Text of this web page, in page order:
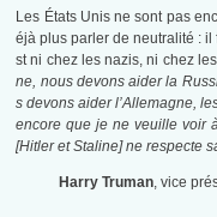
Les États Unis ne sont pas
éjà plus parler de neutralité : il
st ni chez les nazis, ni chez
ne, nous devons aider la
s devons aider l’Allemagne,
encore que je ne veuille voir
[Hitler et Staline] ne respecte
Harry Truman, vice